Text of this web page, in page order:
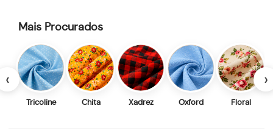
‹
Mais Procurados
Tricoline Chita Xadrez Oxford Floral
›